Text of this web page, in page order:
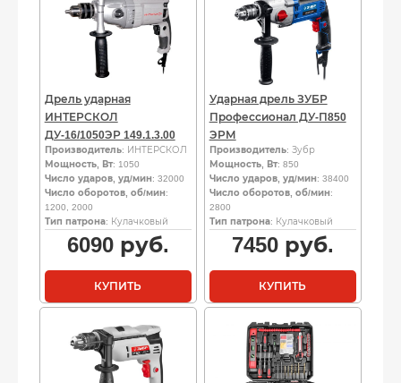
Дрель ударная
ИНТЕРСКОЛ
ДУ-16/1050ЭР 149.1.3.00
Производитель: ИНТЕРСКОЛ
Мощность, Вт: 1050
Число ударов, уд/мин: 32000
Число оборотов, об/мин:
1200, 2000
Тип патрона: Кулачковый
6090руб.
КУПИТЬ
Ударная дрель ЗУБР
Профессионал ДУ-П850
ЭРМ
Производитель: Зубр
Мощность, Вт: 850
Число ударов, уд/мин: 38400
Число оборотов, об/мин:
2800
Тип патрона: Кулачковый
7450руб.
КУПИТЬ